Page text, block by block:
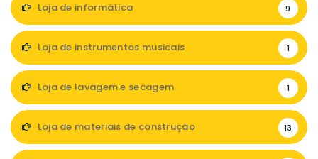
Loja de informática 9
Loja de instrumentos musicais 1
Loja de lavagem e secagem 1
Loja de materiais de construção 13